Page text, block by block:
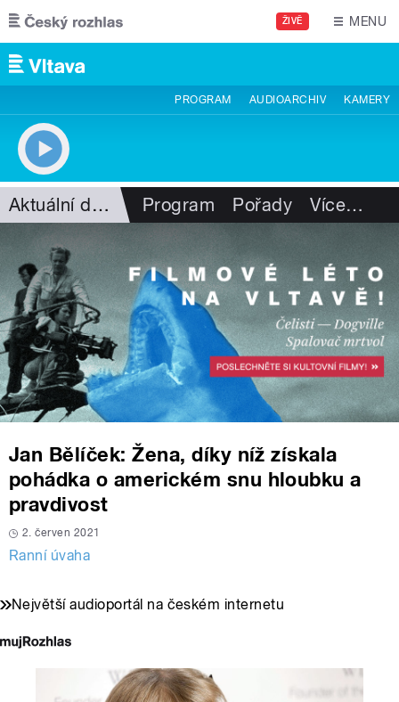
Přejít k hlavnímu obsahu
ŽIVĚ MENU
PROGRAM AUDIOARCHIV KAMERY
Aktuální dění Program Pořady Více…
Jan Bělíček: Žena, díky níž získala
pohádka o americkém snu hloubku a
pravdivost
2. červen 2021
Ranní úvaha
Největší audioportál na českém internetu